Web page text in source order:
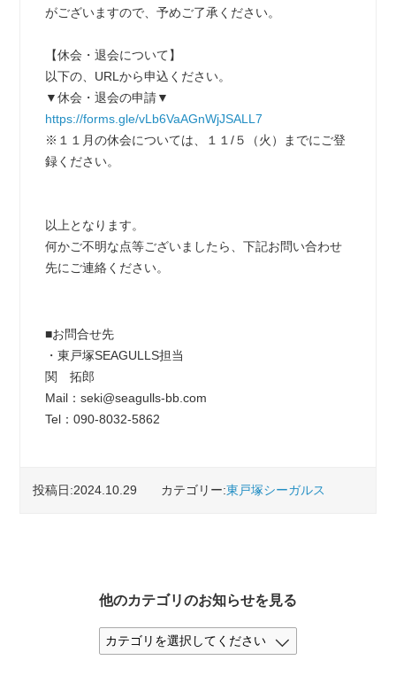
がございますので、予めご了承ください。
【休会・退会について】
以下の、URLから申込ください。
▼休会・退会の申請▼
https://forms.gle/vLb6VaAGnWjJSALL7
※１１月の休会については、１１/５（火）までにご登
録ください。
以上となります。
何かご不明な点等ございましたら、下記お問い合わせ
先にご連絡ください。
■お問合せ先
・東戸塚SEAGULLS担当
関 拓郎
Mail：seki@seagulls-bb.com
Tel：090-8032-5862
投稿日:2024.10.29 カテゴリー:東戸塚シーガルス
他のカテゴリのお知らせを見る